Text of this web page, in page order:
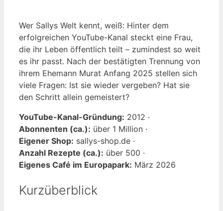
Wer Sallys Welt kennt, weiß: Hinter dem
erfolgreichen YouTube-Kanal steckt eine Frau,
die ihr Leben öffentlich teilt – zumindest so weit
es ihr passt. Nach der bestätigten Trennung von
ihrem Ehemann Murat Anfang 2025 stellen sich
viele Fragen: Ist sie wieder vergeben? Hat sie
den Schritt allein gemeistert?
YouTube-Kanal-Gründung: 2012 ·
Abonnenten (ca.): über 1 Million ·
Eigener Shop: sallys-shop.de ·
Anzahl Rezepte (ca.): über 500 ·
Eigenes Café im Europapark: März 2026
Kurzüberblick